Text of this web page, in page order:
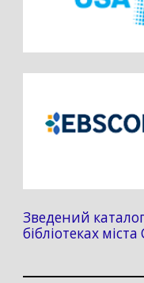
Зведений
бібліотеках